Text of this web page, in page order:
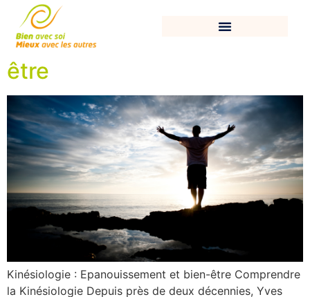
Kinésiologie :
Epanouissement et bien-
être
Kinésiologie : Epanouissement et bien-être Comprendre
la Kinésiologie Depuis près de deux décennies, Yves